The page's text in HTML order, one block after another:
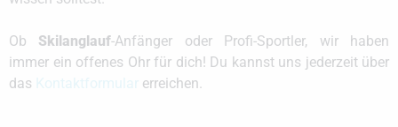
Ob Skilanglauf-Anfänger oder Profi-Sportler, wir haben
immer ein offenes Ohr für dich! Du kannst uns jederzeit über
das
erreichen.